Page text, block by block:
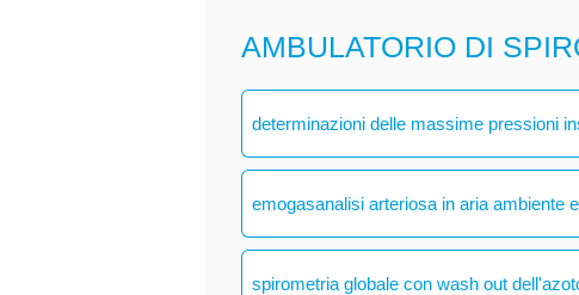
AMBULATORIO DI
determinazioni delle massime pressioni
emogasanalisi arteriosa in aria ambiente
spirometria globale con wash out